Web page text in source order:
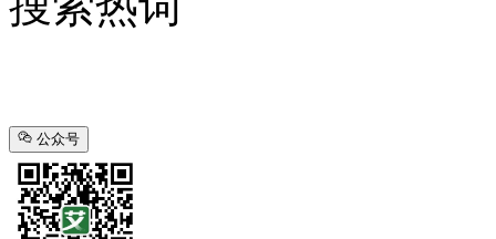
公众号